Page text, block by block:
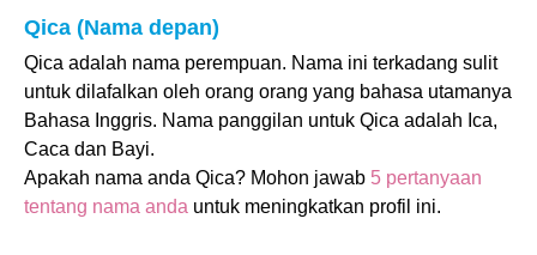
Qica (Nama depan)
Qica adalah nama perempuan. Nama ini terkadang sulit
untuk dilafalkan oleh orang orang yang bahasa utamanya
Bahasa Inggris. Nama panggilan untuk Qica adalah Ica,
Caca dan Bayi.
Apakah nama anda Qica? Mohon jawab 5 pertanyaan
tentang nama anda untuk meningkatkan profil ini.